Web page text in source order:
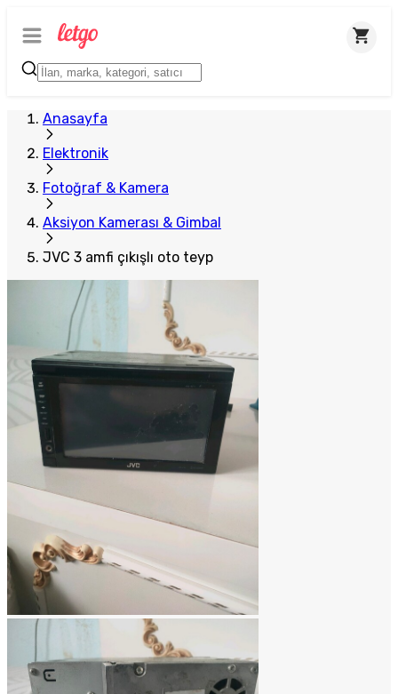
Anasayfa
Elektronik
Fotoğraf & Kamera
Aksiyon Kamerası & Gimbal
JVC 3 amfi çıkışlı oto teyp